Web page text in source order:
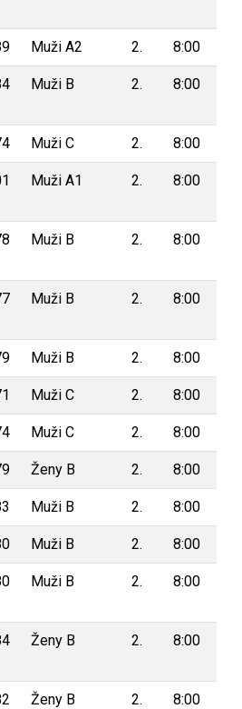
Muži A2 2. 8:00
Muži B 2. 8:00
Muži C 2. 8:00
Muži A1 2. 8:00
Muži B 2. 8:00
Muži B 2. 8:00
Muži B 2. 8:00
Muži C 2. 8:00
Muži C 2. 8:00
Ženy B 2. 8:00
Muži B 2. 8:00
Muži B 2. 8:00
Muži B 2. 8:00
Ženy B 2. 8:00
Ženy B 2. 8:00